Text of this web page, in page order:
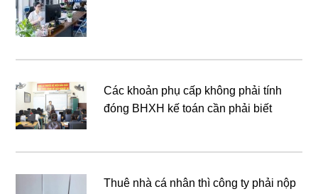
Các khoản phụ cấp không phải tính
đóng BHXH kế toán cần phải biết
Thuê nhà cá nhân thì công ty phải nộp